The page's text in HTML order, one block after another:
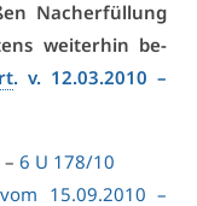
Nach­er­fül­lung
wei­ter­hin be­
. v. 12.03.2010 –
6 U 178/10
15.09.2010 –